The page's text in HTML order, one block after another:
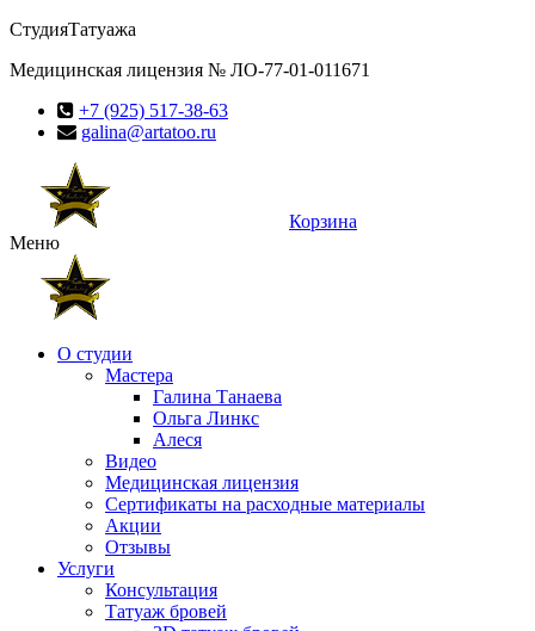
СтудияТатуажа
Медицинская лицензия № ЛО-77-01-011671
+7 (925) 517-38-63
galina@artatoo.ru
Корзина
Меню
О студии
Мастера
Галина Танаева
Ольга Линкс
Алеся
Видео
Медицинская лицензия
Сертификаты на расходные материалы
Акции
Отзывы
Услуги
Консультация
Татуаж бровей